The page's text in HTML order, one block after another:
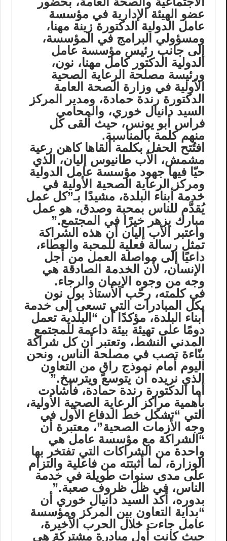
عضو الهيئة الإدارية في مؤسسة
عامل الدولية الدكتورة زينة مهنا،
ومسؤولي البرامج في المؤسسة،
إلى جانب رئيس مؤسسة عامل
الدولية الدكتور كامل مهنا، نون،
ورئيسة مصلحة الرعاية الصحية
الأولية في وزارة الصحة العامة
الدكتورة رندة حمادة، ومدير المركز
السيد دانيال خوري، والمحامي
فراس أبو يونس، حيث ألقى كل
منهم كلمة بالمناسبة.
افتُتح الحفل بكلمة ألقاها كاهن رعية
مشمش، الأب طانيوس إليان، الذي
حيّا فيها جهود مؤسسة عامل الدولية
ومركز الرعاية الصحية الأولية في
خدمة أبناء البلدة، مشيدًا بـ”كل عمل
يُقدَّم للناس بمحبة وصدق، هو عمل
مبارك يزهر خيرًا في المجتمع.”
واعتبر الأب إليان أن هذه الشراكة
تمثل رسالة فعلية للمحبة والعطاء،
داعيًا إلى مواصلة العمل من أجل
الإنسان، لأن الخدمة الصادقة هي
وجه من وجوه الإيمان والرجاء.
في كلمته، رحّب الأستاذ بول نون
بكل المبادرات التي تسعى إلى خدمة
أبناء البلدة، مؤكدًا أن “البلدية تعمل
دومًا على تهيئة بيئة داعمة للمجتمع
المدني النشط، وتعتبر أن كل شراكة
بنّاءة تصب في مصلحة الناس، ونحن
اليوم أمام نموذج راقٍ من التعاون
الذي نريده أن يتوسع ويترسخ.”
أما الدكتورة رندة حمادة، فأشادت
بأهمية مراكز الرعاية الصحية الأولية،
التي “تشكل خط الدفاع الأول في
وجه الأزمات الصحية”، معتبرة أن
“الشراكة مع مؤسسة عامل هي
واحدة من الشراكات التي تفتخر بها
الوزارة، لما أثبتته من فاعلية والتزام
على مدى سنوات طويلة في خدمة
الناس، في ظل ظروف صعبة.”
بدوره، أكد السيد دانيال خوري أن
“بداية التعاون بين المركز ومؤسسة
عامل جاءت خلال الحرب الأخيرة،
حيث كانت أول مبادرة مشتركة هي